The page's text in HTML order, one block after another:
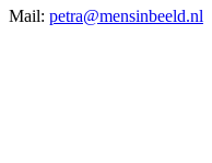
Mail: petra@mensinbeeld.nl